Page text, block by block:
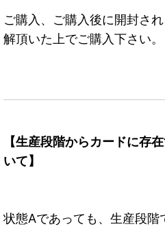
ご購入、ご購入後に開封さ
解頂いた上でご購入下さい。
【生産段階からカードに存
いて】
状態Aであっても、生産段階